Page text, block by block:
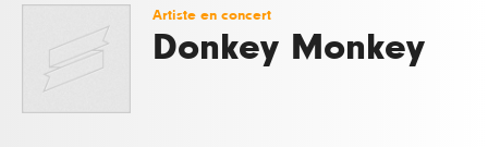
Artiste en concert
Donkey Monkey